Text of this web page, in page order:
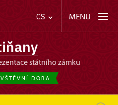
CS MENU
státního zámku
DOBA